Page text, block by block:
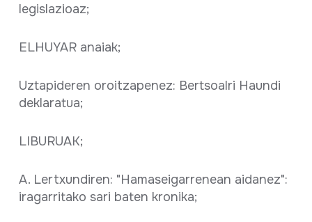
legislazioaz;
ELHUYAR anaiak;
Uztapideren oroitzapenez: Bertsoalri Haundi
deklaratua;
LIBURUAK;
A. Lertxundiren: "Hamaseigarrenean aidanez":
iragarritako sari baten kronika;